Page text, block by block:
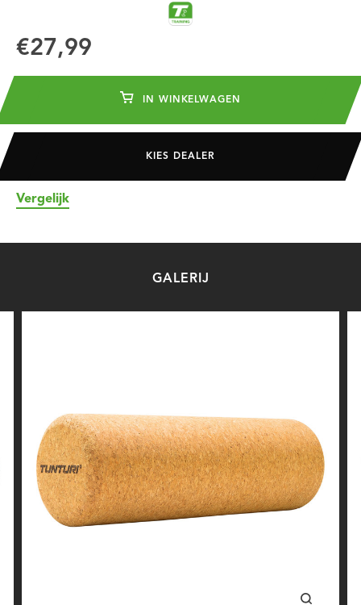
€27,99
IN WINKELWAGEN
KIES DEALER
Vergelijk
GALERIJ